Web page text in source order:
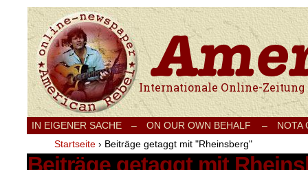
Internationale Onlinezeitung für Frieden,
IN EIGENER SACHE – ON OUR OWN BEHALF –
NOTA
Startseite › Beiträge getaggt mit "Rheinsberg"
Beiträge getaggt mit